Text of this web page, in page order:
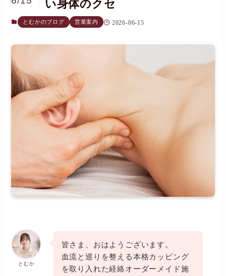
い身体のクセ
とむかのブログ 営業案内 2026-06-15
とむか
皆さま、おはようございます。
血流と巡りを整える本格カッピング
を取り入れた経絡オーダーメイド施